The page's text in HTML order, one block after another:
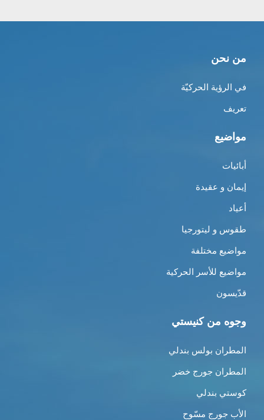
من نحن
في الرؤية الحركيّة
تعريف
مواضيع
أبائيات
إيمان و عقيدة
أعياد
طقوس و ليتورجيا
مواضيع مختلفة
مواضيع للأسر الحركية
قدّيسون
وجوه من كنيستي
المطران بولس بندلي
المطران جورج خضر
كوستي بندلي
الأب جورج مسّوح